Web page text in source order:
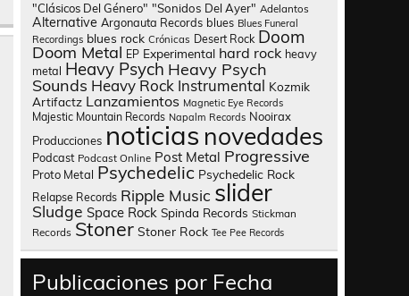
"Clásicos Del Género" "Sonidos Del Ayer" Adelantos
Alternative Argonauta Records blues Blues Funeral
Recordings blues rock Crónicas Desert Rock Doom
Doom Metal EP Experimental hard rock heavy
metal Heavy Psych Heavy Psych
Sounds Heavy Rock Instrumental Kozmik
Artifactz Lanzamientos Magnetic Eye Records
Majestic Mountain Records Napalm Records Nooirax
Producciones noticias novedades
Podcast Podcast Online Post Metal Progressive
Proto Metal Psychedelic Psychedelic Rock
Relapse Records Ripple Music slider
Sludge Space Rock Spinda Records Stickman
Records Stoner Stoner Rock Tee Pee Records
Publicaciones por Fecha